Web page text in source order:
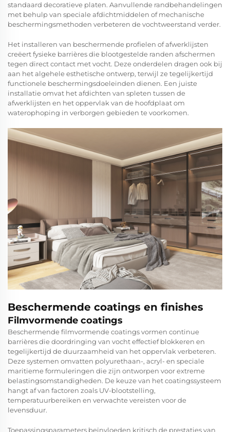
standaard decoratieve platen. Aanvullende randbehandelingen
met behulp van speciale afdichtmiddelen of mechanische
beschermingsmethoden verbeteren de vochtweerstand verder.
Het installeren van beschermende profielen of afwerklijsten
creëert fysieke barrières die blootgestelde randen afschermen
tegen direct contact met vocht. Deze onderdelen dragen ook bij
aan het algehele esthetische ontwerp, terwijl ze tegelijkertijd
functionele beschermingsdoeleinden dienen. Een juiste
installatie omvat het afdichten van spleten tussen de
afwerklijsten en het oppervlak van de hoofdplaat om
waterophoping in verborgen gebieden te voorkomen.
Beschermende coatings en finishes
Filmvormende coatings
Beschermende filmvormende coatings vormen continue
barrières die doordringing van vocht effectief blokkeren en
tegelijkertijd de duurzaamheid van het oppervlak verbeteren.
Deze systemen omvatten polyurethaan-, acryl- en speciale
maritieme formuleringen die zijn ontworpen voor extreme
belastingsomstandigheden. De keuze van het coatingssysteem
hangt af van factoren zoals UV-blootstelling,
temperatuurbereiken en verwachte vereisten voor de
levensduur.
Toepassingsparameters beïnvloeden kritisch de prestaties van